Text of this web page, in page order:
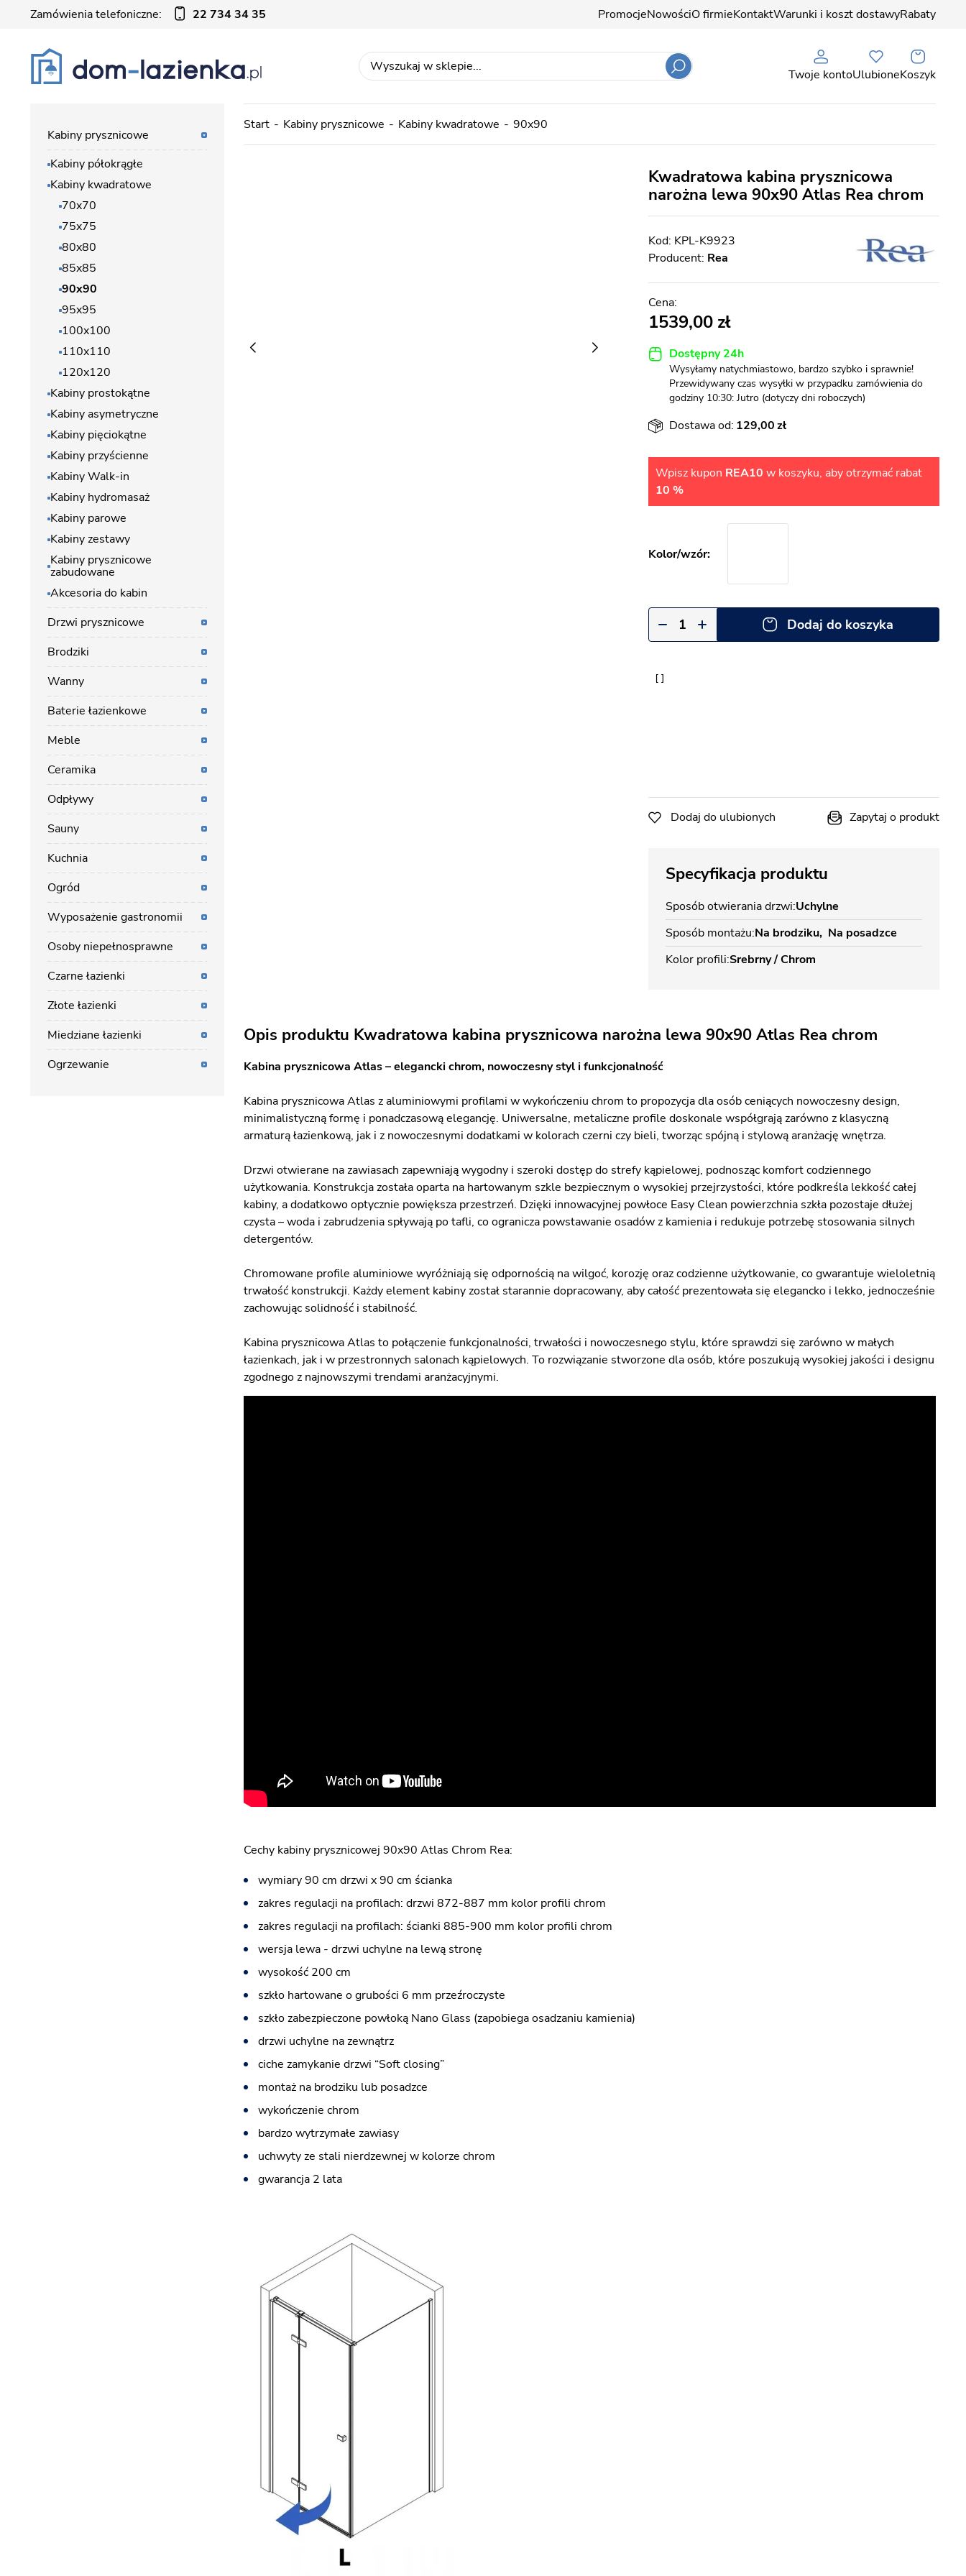
Zamówienia telefoniczne: 22 734 34 35 PromocjeNowościO firmieKontaktWarunki i koszt dostawyRabaty
Twoje kontoUlubioneKoszyk
Start Kabiny prysznicowe Kabiny kwadratowe 90x90
Kwadratowa kabina prysznicowa
narożna lewa 90x90 Atlas Rea chrom
KPL-K9923
Producent: Rea
1539,00
Dostępny 24h
Wysyłamy natychmiastowo, bardzo szybko i sprawnie!
Przewidywany czas wysyłki w przypadku zamówienia do
godziny 10:30: Jutro (dotyczy dni roboczych)
Dostawa od: 129,00
Wpisz kupon REA10 w koszyku, aby otrzymać rabat
10 %
Dodaj do koszyka
Dodaj do ulubionych Zapytaj o produkt
Specyfikacja produktu
Sposób otwierania drzwi Uchylne
Sposób montażu Na brodziku Na posadzce
Kolor profili Srebrny / Chrom
Opis produktu Kwadratowa kabina prysznicowa narożna lewa 90x90 Atlas Rea chrom
Kabina prysznicowa Atlas – elegancki chrom, nowoczesny styl i funkcjonalność
Kabina prysznicowa Atlas z aluminiowymi profilami w wykończeniu chrom to propozycja dla osób ceniących nowoczesny design,
minimalistyczną formę i ponadczasową elegancję. Uniwersalne, metaliczne profile doskonale współgrają zarówno z klasyczną
armaturą łazienkową, jak i z nowoczesnymi dodatkami w kolorach czerni czy bieli, tworząc spójną i stylową aranżację wnętrza.
Drzwi otwierane na zawiasach zapewniają wygodny i szeroki dostęp do strefy kąpielowej, podnosząc komfort codziennego
użytkowania. Konstrukcja została oparta na hartowanym szkle bezpiecznym o wysokiej przejrzystości, które podkreśla lekkość całej
kabiny, a dodatkowo optycznie powiększa przestrzeń. Dzięki innowacyjnej powłoce Easy Clean powierzchnia szkła pozostaje dłużej
czysta – woda i zabrudzenia spływają po tafli, co ogranicza powstawanie osadów z kamienia i redukuje potrzebę stosowania silnych
detergentów.
Chromowane profile aluminiowe wyróżniają się odpornością na wilgoć, korozję oraz codzienne użytkowanie, co gwarantuje wieloletnią
trwałość konstrukcji. Każdy element kabiny został starannie dopracowany, aby całość prezentowała się elegancko i lekko, jednocześnie
zachowując solidność i stabilność.
Kabina prysznicowa Atlas to połączenie funkcjonalności, trwałości i nowoczesnego stylu, które sprawdzi się zarówno w małych
łazienkach, jak i w przestronnych salonach kąpielowych. To rozwiązanie stworzone dla osób, które poszukują wysokiej jakości i designu
zgodnego z najnowszymi trendami aranżacyjnymi.
Cechy kabiny prysznicowej 90x90 Atlas Chrom Rea:
wymiary 90 cm drzwi x 90 cm ścianka
zakres regulacji na profilach: drzwi 872-887 mm kolor profili chrom
zakres regulacji na profilach: ścianki 885-900 mm kolor profili chrom
wersja lewa - drzwi uchylne na lewą stronę
wysokość 200 cm
szkło hartowane o grubości 6 mm przeźroczyste
szkło zabezpieczone powłoką Nano Glass (zapobiega osadzaniu kamienia)
drzwi uchylne na zewnątrz
ciche zamykanie drzwi “Soft closing”
montaż na brodziku lub posadzce
wykończenie chrom
bardzo wytrzymałe zawiasy
uchwyty ze stali nierdzewnej w kolorze chrom
gwarancja 2 lata
Kabiny prysznicowe
Kabiny półokrągłe
Kabiny kwadratowe
70x70
75x75
80x80
85x85
90x90
95x95
100x100
110x110
120x120
Kabiny prostokątne
Kabiny asymetryczne
Kabiny pięciokątne
Kabiny przyścienne
Kabiny Walk-in
Kabiny hydromasaż
Kabiny parowe
Kabiny zestawy
Kabiny prysznicowe
zabudowane
Akcesoria do kabin
Drzwi prysznicowe
Brodziki
Wanny
Baterie łazienkowe
Meble
Ceramika
Odpływy
Sauny
Kuchnia
Ogród
Wyposażenie gastronomii
Osoby niepełnosprawne
Czarne łazienki
Złote łazienki
Miedziane łazienki
Ogrzewanie